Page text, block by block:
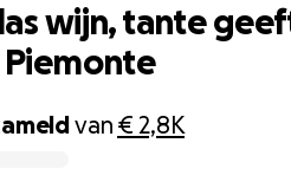
van € 2,8K
wijn, tante